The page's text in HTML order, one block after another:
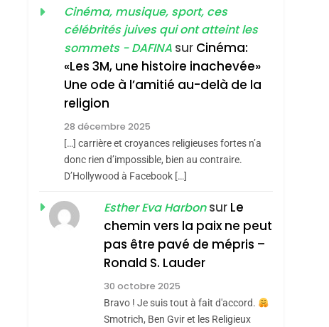
Accords D’Isaac:
L’alliance Pourrait
S’étendre À 13 Pays
D’Amérique Latine
ISRAÉL JUDAISME
5
Meurtrière Selon Le
Rapport D’ADL
Contre
L’antisémitisme
FRANCE ISRAÉL
FIÈRE, DIGNE ET
RÉSILIENTE :
POURQUOI JE
REVENDIQUE MA
JUDAÏTE Par Thérèse
Zrihen-Dvir
ISRAÉL JUDAISME
CE QUI NOUS
MANQUE – Jacques
Hadida
JUDAISME
Cinéma, musique, sport, ces
célébrités juives qui ont atteint les
sommets - DAFINA sur Cinéma:
«Les 3M, une histoire inachevée»
Une ode à l’amitié au-delà de la
religion
28 décembre 2025
[…] carrière et croyances religieuses fortes n’a
donc rien d’impossible, bien au contraire.
D’Hollywood à Facebook […]
Esther Eva Harbonsur Le
chemin vers la paix ne peut
pas être pavé de mépris –
Ronald S. Lauder
30 octobre 2025
Bravo ! Je suis tout à fait d'accord.
Smotrich, Ben Gvir et les Religieux